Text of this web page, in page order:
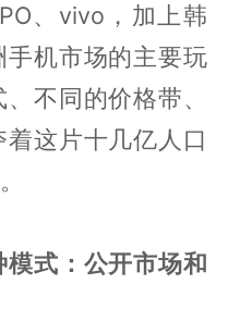
、vivo，加上韩
手机市场的主要玩
不同的价格带、
这片十几亿人口
式：公开市场和